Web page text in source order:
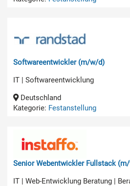
Softwareentwickler (m/w/d)
IT | Softwareentwicklung
Deutschland
Kategorie: Festanstellung
Senior Webentwickler Fullstack
IT | Web-Entwicklung Beratung |